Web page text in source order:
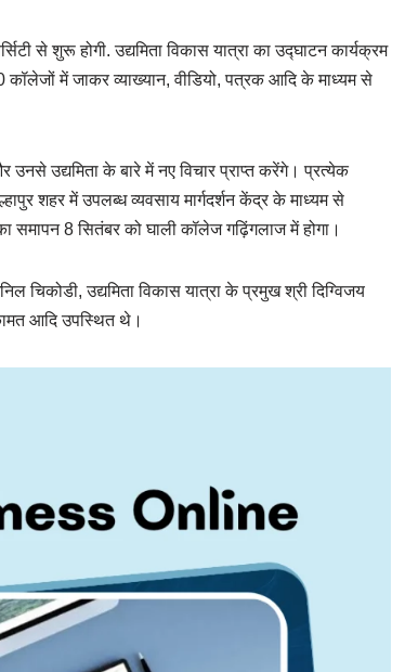
से शुरू होगी. उद्यमिता विकास यात्रा का उद्घाटन कार्यक्रम
में जाकर व्याख्यान, वीडियो, पत्रक आदि के माध्यम से
उद्यमिता के बारे में नए विचार प्राप्त करेंगे। प्रत्येक
शहर में उपलब्ध व्यवसाय मार्गदर्शन केंद्र के माध्यम से
का समापन 8 सितंबर को घाली कॉलेज गढ़िंगलाज में होगा।
चिकोडी, उद्यमिता विकास यात्रा के प्रमुख श्री दिग्विजय
आदि उपस्थित थे।